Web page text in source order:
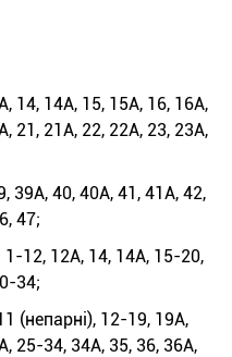
14, 14А, 15, 15А, 16, 16А,
21, 21А, 22, 22А, 23, 23А,
39А, 40, 40А, 41, 41А, 42,
47;
12, 12А, 14, 14А, 15-20,
34;
(непарні), 12-19, 19А,
25-34, 34А, 35, 36, 36А,